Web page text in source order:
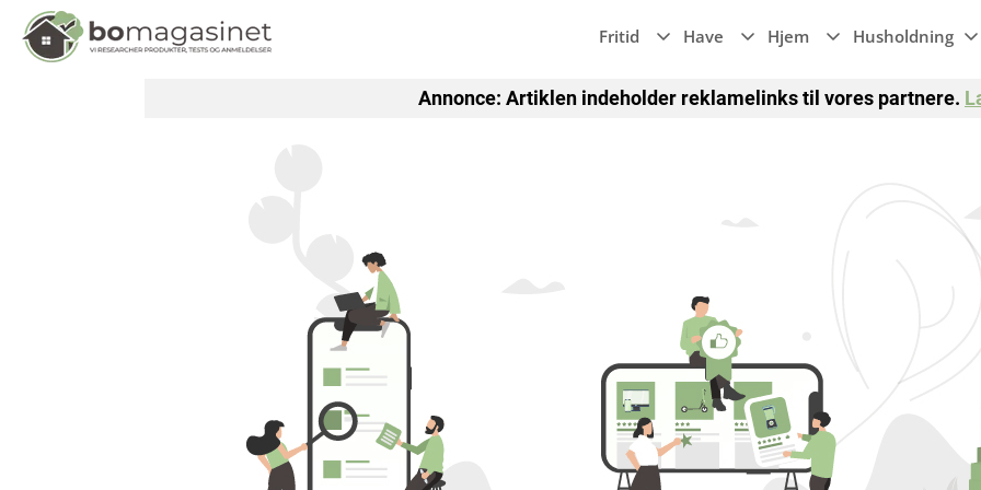
Fritid Have Hjem Husholdning
Opvaskemaskine
Annonce: Artiklen indeholder reklamelinks til vores partnere.